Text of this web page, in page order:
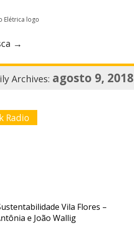
→
Archives: agosto 9, 2018
Radio
Vila Flores –
e João Wallig